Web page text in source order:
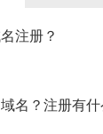
注册？
名？注册有